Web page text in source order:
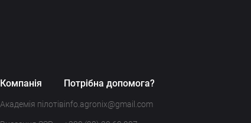
Компанія
Академія пілотів
Потрібна допомога?
info.agronix@gmail.com